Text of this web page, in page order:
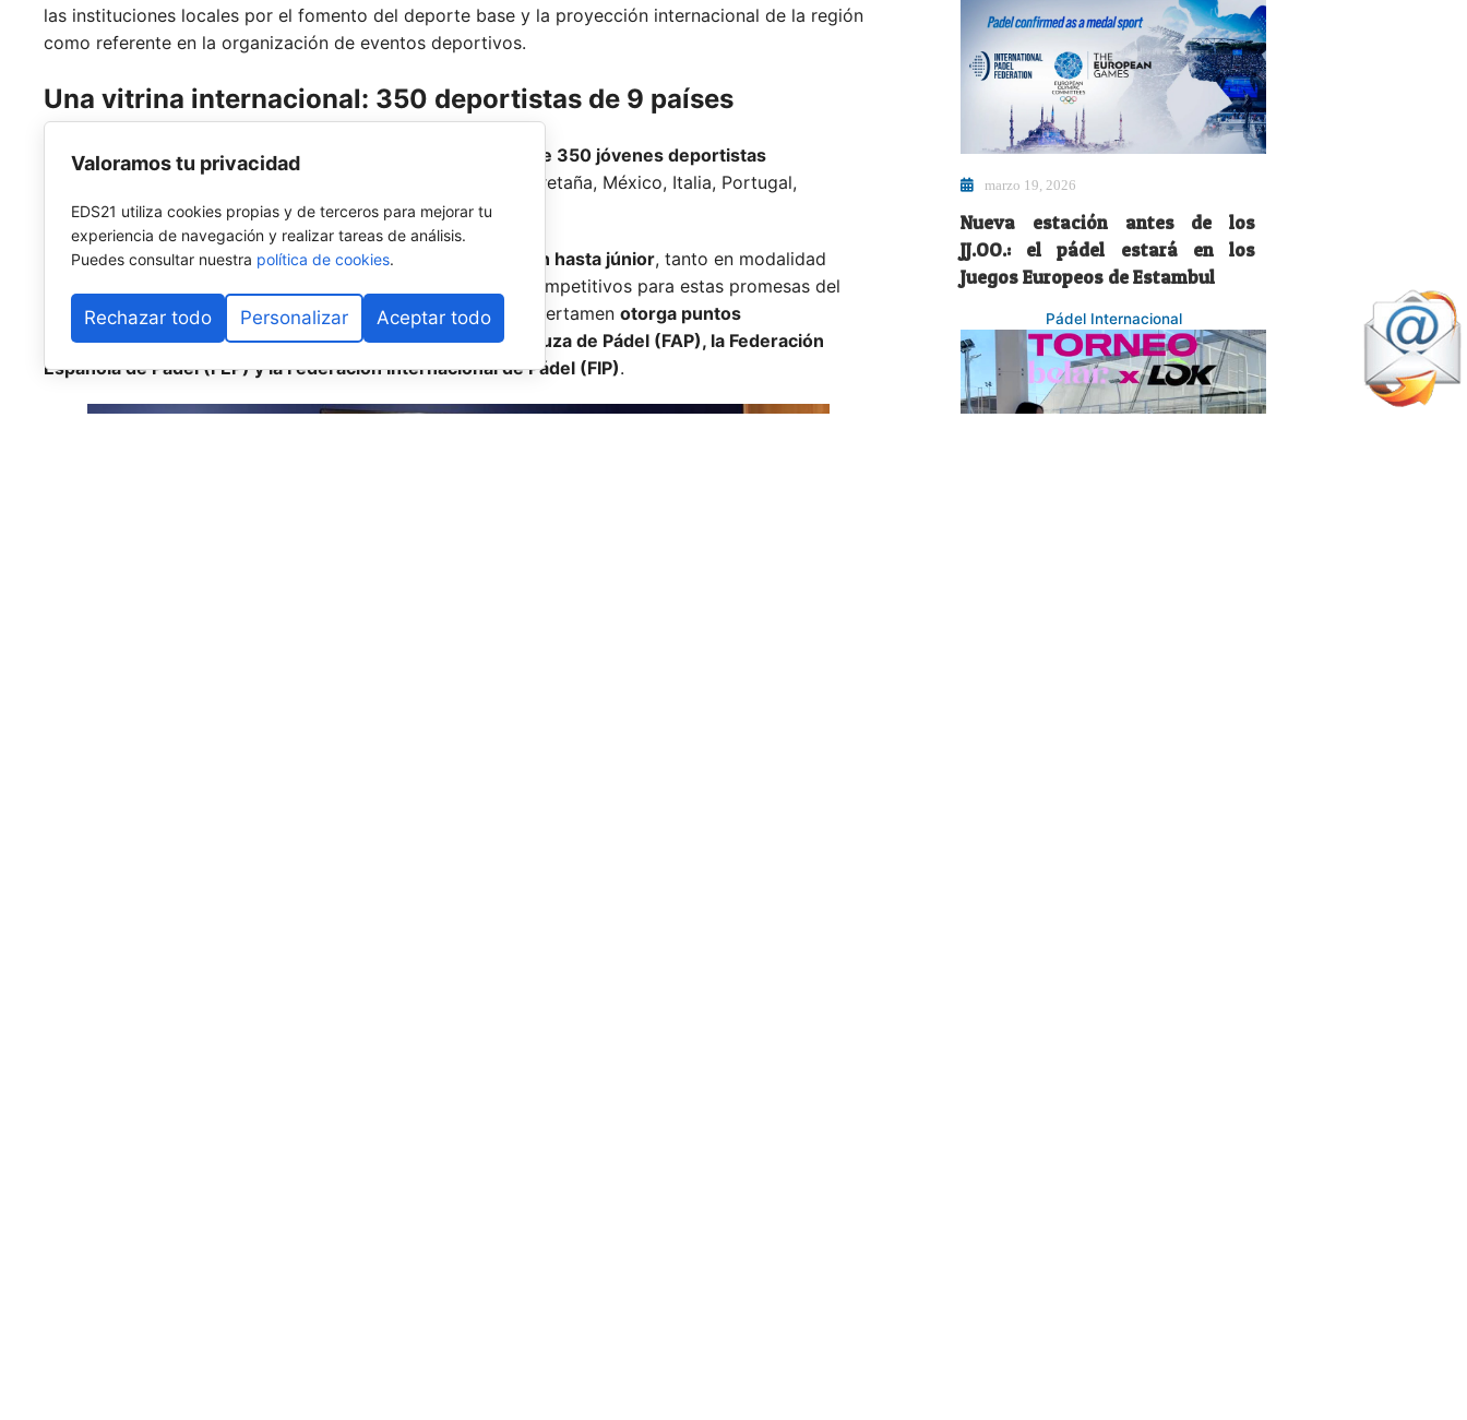
las instituciones locales por el fomento del deporte base y la proyección internacional de la región
como referente en la organización de eventos deportivos.
Una vitrina internacional: 350 deportistas de 9 países
La competición contará con la participación de
alrededor de 350 jóvenes deportistas
procedentes de nueve naciones:
Gran Bretaña, México, Italia, Portugal,
Argentina,Rumanía y Francia.
El cuadro de competición abarcará desde la categoría alevín hasta júnior, tanto en modalidad
masculina como femenina. Uno de los grandes atractivos competitivos para estas promesas del
pádel es su alto valor estratégico en el escalafón oficial: el certamen otorga puntos
simultáneamente para los rankings de la Federación Andaluza de Pádel (FAP), la Federación
Española de Pádel (FEP) y la Federación Internacional de Pádel (FIP).
marzo 19, 2026
Nueva estación antes de los
JJ.OO.: el pádel estará en los
Juegos Europeos de Estambul
Pádel Internacional
Valoramos tu privacidad
EDS21 utiliza cookies propias y de terceros para mejorar tu
experiencia de navegación y realizar tareas de análisis.
Puedes consultar nuestra política de cookies.
Rechazar todo Personalizar Aceptar todo